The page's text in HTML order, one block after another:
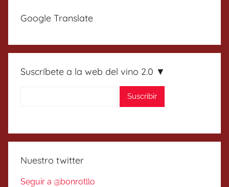
Google Translate
Suscríbete a la web del vino 2.0 ▼
Nuestro twitter
Seguir a @bonrotllo